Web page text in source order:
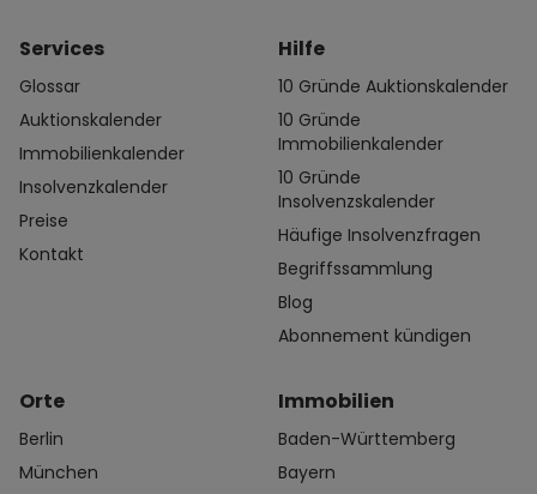
Services
Glossar
Auktionskalender
Immobilienkalender
Insolvenzkalender
Preise
Kontakt
Hilfe
10 Gründe Auktionskalender
10 Gründe
Immobilienkalender
10 Gründe
Insolvenzskalender
Häufige Insolvenzfragen
Begriffssammlung
Blog
Abonnement kündigen
Orte
Berlin
München
Immobilien
Baden-Württemberg
Bayern